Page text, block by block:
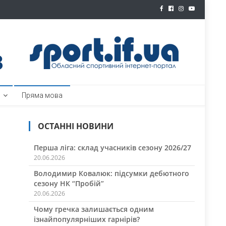
Пряма мова
ОСТАННІ НОВИНИ
Перша ліга: склад учасників сезону 2026/27
20.06.2026
Володимир Ковалюк: підсумки дебютного
сезону НК “Пробій”
20.06.2026
Чому гречка залишається одним
ізнайпопулярніших гарнірів?